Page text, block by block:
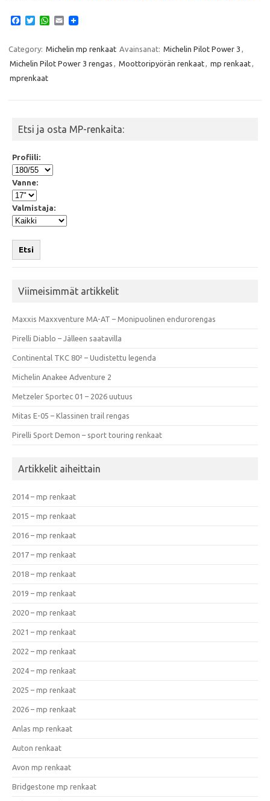
e
b
o
o
T
t
e
r
W
t
s
A
E
i
Category: Michelin mp renkaat Avainsanat: Michelin Pilot Power 3 ,
Michelin Pilot Power 3 rengas , Moottoripyörän renkaat, mp renkaat,
mprenkaat
Etsi ja osta MP-renkaita:
Profiili:
Vanne:
Valmistaja:
Etsi
Viimeisimmät artikkelit
Maxxis Maxxventure MA-AT – Monipuolinen endurorengas
Pirelli Diablo – Jälleen saatavilla
Continental TKC 80² – Uudistettu legenda
Michelin Anakee Adventure 2
Metzeler Sportec 01 – 2026 uutuus
Mitas E-05 – Klassinen trail rengas
Pirelli Sport Demon – sport touring renkaat
Artikkelit aiheittain
2014 – mp renkaat
2015 – mp renkaat
2016 – mp renkaat
2017 – mp renkaat
2018 – mp renkaat
2019 – mp renkaat
2020 – mp renkaat
2021 – mp renkaat
2022 – mp renkaat
2024 – mp renkaat
2025 – mp renkaat
2026 – mp renkaat
Anlas mp renkaat
Auton renkaat
Avon mp renkaat
Bridgestone mp renkaat